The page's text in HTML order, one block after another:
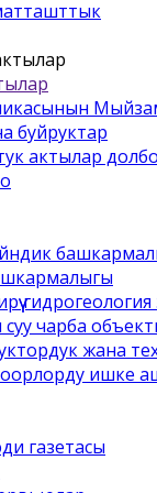
буйруктар
актылар
суу чарба
жана
ишке
газетасы